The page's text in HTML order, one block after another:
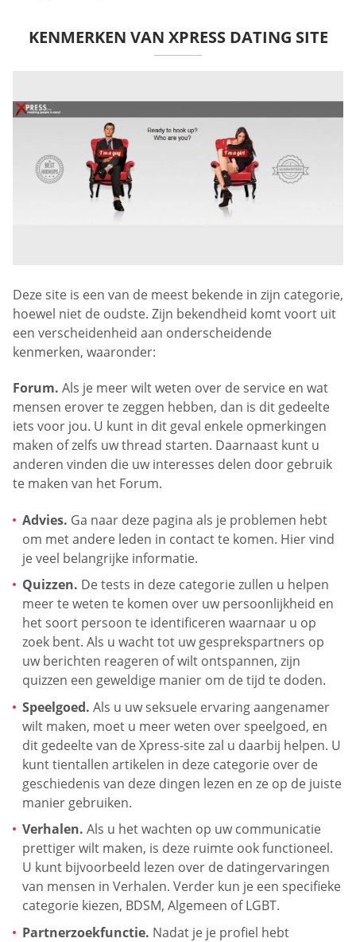
KENMERKEN VAN XPRESS DATING SITE
Deze site is een van de meest bekende in zijn categorie,
hoewel niet de oudste. Zijn bekendheid komt voort uit
een verscheidenheid aan onderscheidende
kenmerken, waaronder:
Forum. Als je meer wilt weten over de service en wat
mensen erover te zeggen hebben, dan is dit gedeelte
iets voor jou. U kunt in dit geval enkele opmerkingen
maken of zelfs uw thread starten. Daarnaast kunt u
anderen vinden die uw interesses delen door gebruik
te maken van het Forum.
Advies. Ga naar deze pagina als je problemen hebt
om met andere leden in contact te komen. Hier vind
je veel belangrijke informatie.
Quizzen. De tests in deze categorie zullen u helpen
meer te weten te komen over uw persoonlijkheid en
het soort persoon te identificeren waarnaar u op
zoek bent. Als u wacht tot uw gesprekspartners op
uw berichten reageren of wilt ontspannen, zijn
quizzen een geweldige manier om de tijd te doden.
Speelgoed. Als u uw seksuele ervaring aangenamer
wilt maken, moet u meer weten over speelgoed, en
dit gedeelte van de Xpress-site zal u daarbij helpen. U
kunt tientallen artikelen in deze categorie over de
geschiedenis van deze dingen lezen en ze op de juiste
manier gebruiken.
Verhalen. Als u het wachten op uw communicatie
prettiger wilt maken, is deze ruimte ook functioneel.
U kunt bijvoorbeeld lezen over de datingervaringen
van mensen in Verhalen. Verder kun je een specifieke
categorie kiezen, BDSM, Algemeen of LGBT.
Partnerzoekfunctie. Nadat je je profiel hebt